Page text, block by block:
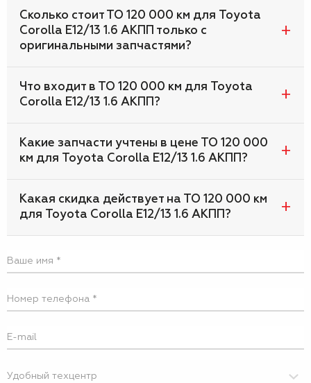
Сколько стоит ТО 120 000 км для Toyota
Corolla E12/13 1.6 АКПП только с
оригинальными запчастями?
Что входит в ТО 120 000 км для Toyota
Corolla E12/13 1.6 АКПП?
Какие запчасти учтены в цене ТО 120 000
км для Toyota Corolla E12/13 1.6 АКПП?
Какая скидка действует на ТО 120 000 км
для Toyota Corolla E12/13 1.6 АКПП?